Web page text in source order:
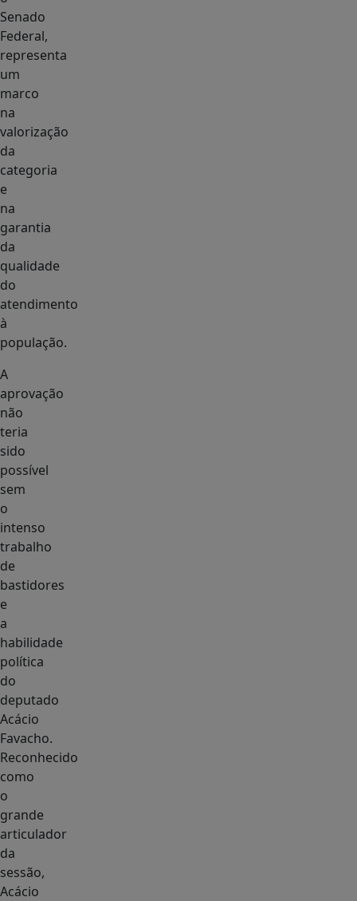
Senado
Federal,
representa
um
marco
na
valorização
da
categoria
e
na
garantia
da
qualidade
do
atendimento
à
população.
A
aprovação
não
teria
sido
possível
sem
o
intenso
trabalho
de
bastidores
e
a
habilidade
política
do
deputado
Acácio
Favacho.
Reconhecido
como
o
grande
articulador
da
sessão,
Acácio